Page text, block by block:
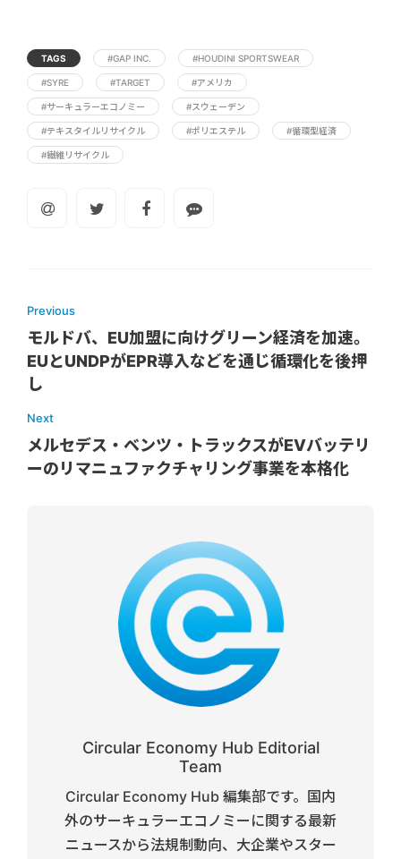
TAGS #GAP INC. #HOUDINI SPORTSWEAR
#SYRE #TARGET #アメリカ
#サーキュラーエコノミー #スウェーデン
#テキスタイルリサイクル #ポリエステル #循環型経済
#繊維リサイクル
Previous
モルドバ、EU加盟に向けグリーン経済を加速。
EUとUNDPがEPR導入などを通じ循環化を後押
し
Next
メルセデス・ベンツ・トラックスがEVバッテリ
ーのリマニュファクチャリング事業を本格化
Circular Economy Hub Editorial
Team
Circular Economy Hub 編集部です。国内
外のサーキュラーエコノミーに関する最新
ニュースから法規制動向、大企業やスター